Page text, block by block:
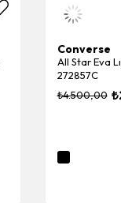
Converse
All Star Eva
272857C
₺4.500,00